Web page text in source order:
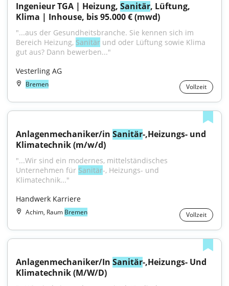
Ingenieur TGA | Heizung, Sanitär, Lüftung,
Klima | Inhouse, bis 95.000 € (mwd)
"...aus der Gesundheitsbranche. Sie kennen sich im
Bereich Heizung, Sanitär und oder Lüftung sowie Klima
gut aus? Dann bewerben..."
Vesterling AG
Bremen Vollzeit
Anlagenmechaniker/in Sanitär-,Heizungs- und
Klimatechnik (m/w/d)
"...Wir sind ein modernes, mittelständisches
Unternehmen für Sanitär-, Heizungs- und
Klimatechnik..."
Handwerk Karriere
Achim, Raum Bremen Vollzeit
Anlagenmechaniker/In Sanitär-,Heizungs- Und
Klimatechnik (M/W/D)